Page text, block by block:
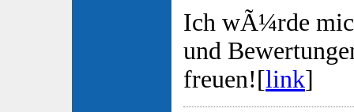
Ich wÃ¼rde
und
freuen![link]